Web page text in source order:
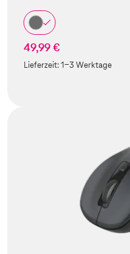
49,99 €
Lieferzeit:1-3 Werktage